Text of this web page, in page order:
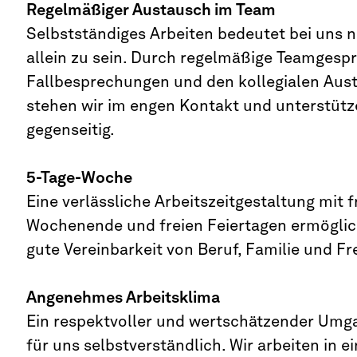
Regelmäßiger Austausch im Team
Selbstständiges Arbeiten bedeutet bei uns
allein zu sein. Durch regelmäßige
Fallbesprechungen und den kollegialen
stehen wir im engen Kontakt und
gegenseitig.
5-Tage-Woche
Eine verlässliche Arbeitszeitgestaltung mit
Wochenende und freien Feiertagen
gute Vereinbarkeit von Beruf, Familie und
Angenehmes Arbeitsklima
Ein respektvoller und wertschätzender
für uns selbstverständlich. Wir arbeiten in